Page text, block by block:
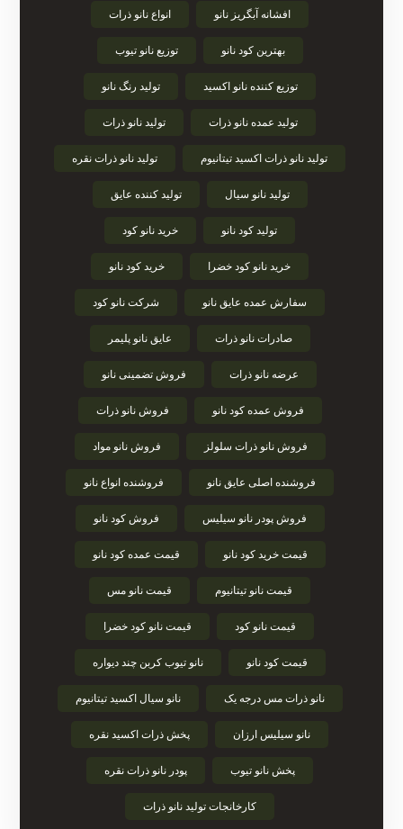
افشانه آبگریز نانو انواع نانو ذرات
بهترین کود نانو توزیع نانو تیوب
توزیع کننده نانو اکسید تولید رنگ نانو
تولید عمده نانو ذرات تولید نانو ذرات
تولید نانو ذرات اکسید تیتانیوم تولید نانو ذرات نقره
تولید نانو سیال تولید کننده عایق
تولید کود نانو خرید نانو کود
خرید نانو کود خضرا خرید کود نانو
سفارش عمده عایق نانو شرکت نانو کود
صادرات نانو ذرات عایق نانو پلیمر
عرضه نانو ذرات فروش تضمینی نانو
فروش عمده کود نانو فروش نانو ذرات
فروش نانو ذرات سلولز فروش نانو مواد
فروشنده اصلی عایق نانو فروشنده انواع نانو
فروش پودر نانو سیلیس فروش کود نانو
قیمت خرید کود نانو قیمت عمده کود نانو
قیمت نانو تیتانیوم قیمت نانو مس
قیمت نانو کود قیمت نانو کود خضرا
قیمت کود نانو نانو تیوب کربن چند دیواره
نانو ذرات مس درجه یک نانو سیال اکسید تیتانیوم
نانو سیلیس ارزان پخش ذرات اکسید نقره
پخش نانو تیوب پودر نانو ذرات نقره
کارخانجات تولید نانو ذرات